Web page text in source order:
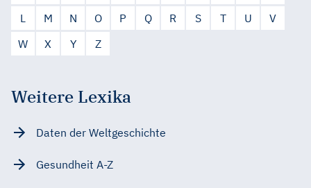
L
M N O P Q R S T U
V
W
X Y Z
Weitere Lexika
Daten der Weltgeschichte
Gesundheit A-Z